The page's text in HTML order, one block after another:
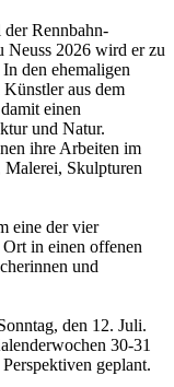
Rennbahn-
Neuss 2026 wird er zu
den ehemaligen
aus dem
einen
und Natur.
ihre Arbeiten im
Malerei, Skulpturen
eine der vier
in einen offenen
und
den 12. Juli.
30-31
geplant.